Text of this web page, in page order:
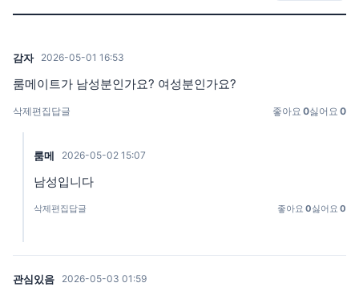
감자 2026-05-01 16:53
룸메이트가 남성분인가요? 여성분인가요?
삭제편집 답글 좋아요 0싫어요 0
룸메 2026-05-02 15:07
남성입니다
삭제편집답글 좋아요 0싫어요 0
관심있음 2026-05-03 01:59